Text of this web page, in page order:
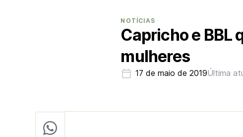
NOTÍCIAS
Capricho e BBL
mulheres
17 de maio de 2019Última